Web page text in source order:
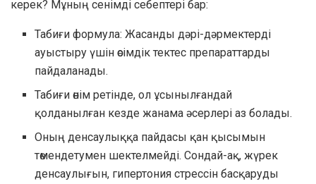
керек? Мұның сенімді себептері бар:
Табиғи формула: Жасанды дәрі-дәрмектерді
ауыстыру үшін өсімдік тектес препараттарды
пайдаланады.
Табиғи өнім ретінде, ол ұсынылғандай
қолданылған кезде жанама әсерлері аз болады.
Оның денсаулыққа пайдасы қан қысымын
төмендетумен шектелмейді. Сондай-ақ, жүрек
денсаулығын, гипертония стрессін басқаруды